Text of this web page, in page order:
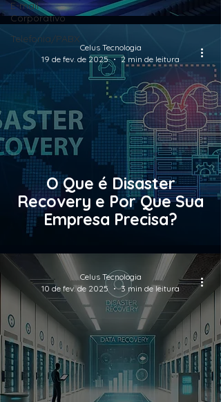
E-mail
Corporativo
Telefonia/PABX
O Que é Disaster
Recovery e Por Que Sua
Empresa Precisa?
Celus Tecnologia
19 de fev. de 2025
2 min de leitura
Celus Tecnologia
10 de fev. de 2025
3 min de leitura